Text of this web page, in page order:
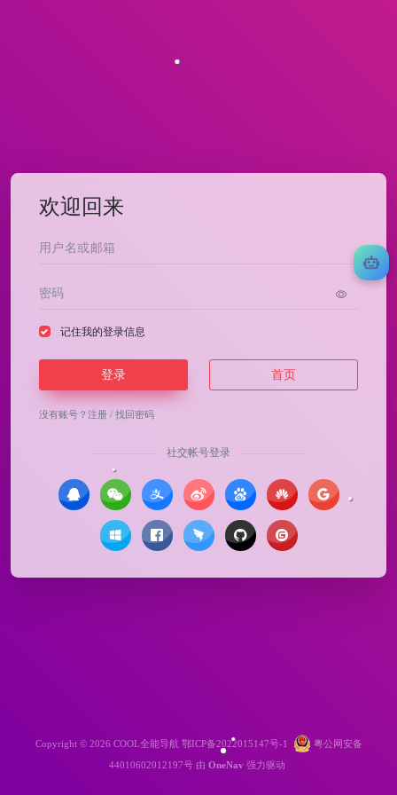
欢迎回来
记住我的登录信息
登录 首页
没有账号？ 注册 / 找回密码
社交帐号登录
Copyright © 2026 COOL全能导航 鄂ICP备2022015147号-1
粤公网安备
44010602012197号 由 OneNav 强力驱动